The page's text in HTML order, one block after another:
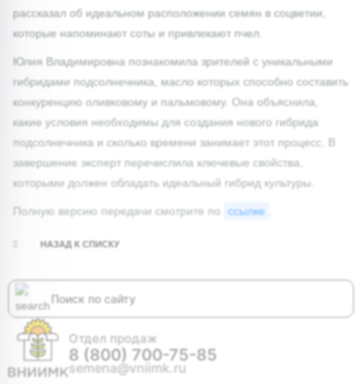
рассказал об идеальном расположении семян в соцветии,
которые напоминают соты и привлекают пчел.
Юлия Владимировна познакомила зрителей с уникальными
гибридами подсолнечника, масло которых способно составить
конкуренцию оливковому и пальмовому. Она объяснила,
какие условия необходимы для создания нового гибрида
подсолнечника и сколько времени занимает этот процесс. В
завершение эксперт перечислила ключевые свойства,
которыми должен обладать идеальный гибрид культуры.
Полную версию передачи смотрите по ссылке
НАЗАД К СПИСКУ
Отдел продаж
8 (800) 700-75-85
semena@vniimk.ru